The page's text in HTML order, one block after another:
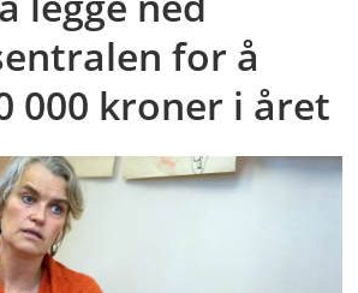
for å
000 kroner i året